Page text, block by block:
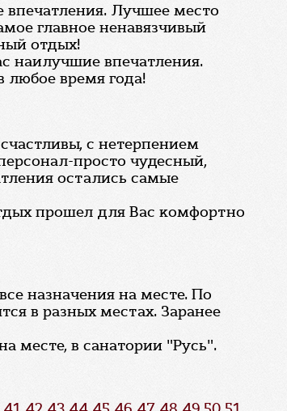
впечатления. Лучшее место
главное ненавязчивый
отдых!
наилучшие впечатления.
любое время года!
с нетерпением
просто чудесный,
остались самые
прошел для Вас комфортно
назначения на месте. По
в разных местах. Заранее
месте, в санатории "Русь".